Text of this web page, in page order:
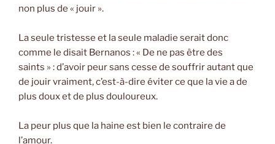
non plus de « jouir ».
La seule tristesse et la seule maladie serait donc
comme le disait Bernanos : « De ne pas être des
saints » : d’avoir peur sans cesse de souffrir autant que
de jouir vraiment, c’est-à-dire éviter ce que la vie a de
plus doux et de plus douloureux.
La peur plus que la haine est bien le contraire de
l’amour.